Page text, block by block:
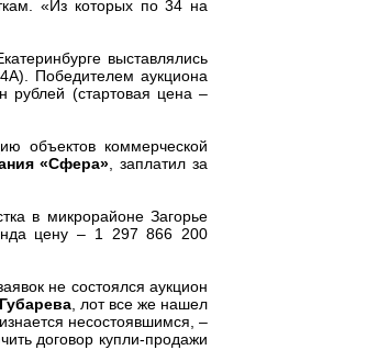
«Из которых по 34 на
выставлялись
Победителем аукциона
(стартовая цена –
объектов коммерческой
«Сфера», заплатил за
в микрорайоне Загорье
цену – 1 297 866 200
не состоялся аукцион
Губарева, лот все же нашел
несостоявшимся, –
договор купли-продажи